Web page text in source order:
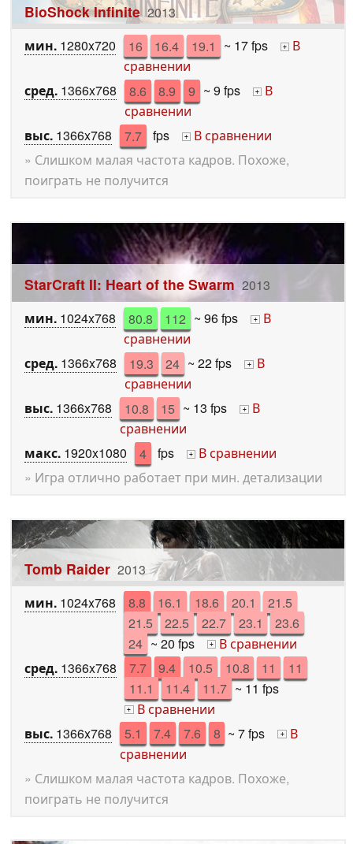
BioShock Infinite 2013
мин. 1280x720 16 16.4 19.1 ~ 17 fps +
В
сравнении
сред. 1366x768 8.6 8.9 9 ~ 9 fps +
В
сравнении
выс. 1366x768 7.7 fps +
В сравнении
» Слишком малая частота кадров. Похоже,
поиграть не получится
StarCraft II: Heart of the Swarm 2013
мин. 1024x768 80.8 112 ~ 96 fps + В
сравнении
сред. 1366x768 19.3 24 ~ 22 fps + В
сравнении
выс. 1366x768 10.8 15 ~ 13 fps + В
сравнении
макс. 1920x1080 4 fps +
В сравнении
» Игра отлично работает при мин. детализации
Tomb Raider 2013
мин. 1024x768 8.8 16.1 18.6 20.1
21.5
21.5
22.5 22.7 23.1
23.6
24 ~ 20 fps +
В сравнении
сред. 1366x768 7.7 9.4 10.5 10.8 11
11
11.1
11.4 11.7 ~ 11 fps
+ В сравнении
выс. 1366x768 5.1 7.4 7.6 8 ~ 7 fps +
В
сравнении
» Слишком малая частота кадров. Похоже,
поиграть не получится